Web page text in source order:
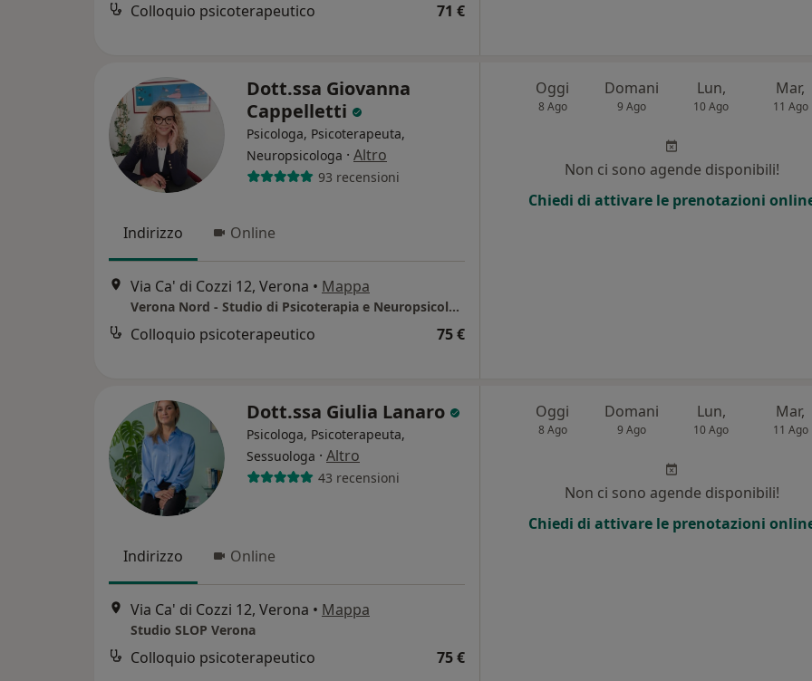
Colloquio psicoterapeutico 71 €
Dott.ssa Giovanna
Cappelletti
Psicologa, Psicoterapeuta,
Neuropsicologa · Altro
93 recensioni
Indirizzo Online
Via Ca' di Cozzi 12, Verona • Mappa
Verona Nord - Studio di Psicoterapia e Neuropsicologia
Colloquio psicoterapeutico 75 €
Oggi
8 Ago
Domani
9 Ago
Lun,
10 Ago
Mar,
11 Ago
Non ci sono agende disponibili!
Chiedi di attivare le prenotazioni
Dott.ssa Giulia Lanaro
Psicologa, Psicoterapeuta,
Sessuologa · Altro
43 recensioni
Indirizzo Online
Via Ca' di Cozzi 12, Verona • Mappa
Studio SLOP Verona
Colloquio psicoterapeutico 75 €
Oggi
8 Ago
Domani
9 Ago
Lun,
10 Ago
Mar,
11 Ago
Non ci sono agende disponibili!
Chiedi di attivare le prenotazioni